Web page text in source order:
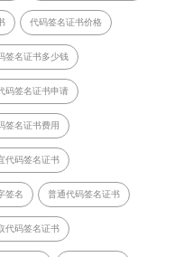
代码签名证书价格
签名证书多少钱
码签名证书申请
签名证书费用
代码签名证书
签名 普通代码签名证书
代码签名证书